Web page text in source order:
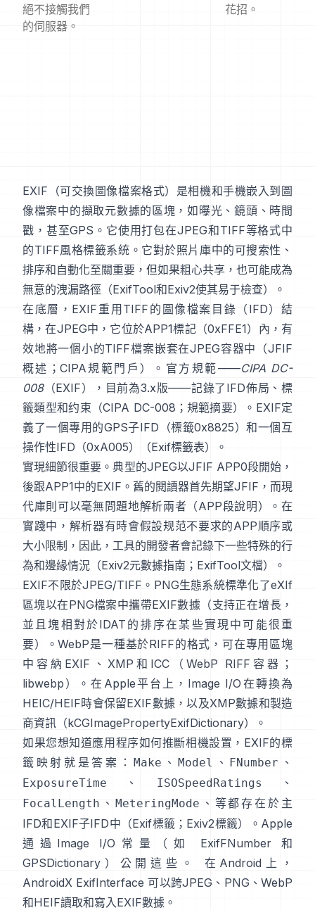
絕不接觸我們
的伺服器。
花招。
EXIF （可交換圖像檔案格式）是相機和手機嵌入到圖
像檔案中的擷取元數據的區塊，如曝光、鏡頭、時間
戳，甚至GPS。它使用打包在JPEG和TIFF等格式中
的TIFF風格標籤系統。它對於照片庫中的可搜索性、
排序和自動化至關重要，但如果粗心共享，也可能成為
無意的洩漏路徑（ExifTool和Exiv2使其易于檢查）。
在底層，EXIF重用TIFF的圖像檔案目錄（IFD）結
構，在JPEG中，它位於APP1標記（0xFFE1）內，有
效地將一個小的TIFF檔案嵌套在JPEG容器中（JFIF
概述 ； CIPA規範門戶 ）。官方規範——CIPA DC-
008（EXIF），目前為3.x版——記錄了IFD佈局、標
籤類型和约束（CIPA DC-008 ； 規範摘要）。EXIF定
義了一個專用的GPS子IFD（標籤0x8825）和一個互
操作性IFD（0xA005）（Exif標籤表）。
實現細節很重要。典型的JPEG以JFIF APP0段開始，
後跟APP1中的EXIF。舊的閱讀器首先期望JFIF，而現
代庫則可以毫無問題地解析兩者（APP段說明 ）。在
實踐中，解析器有時會假設规范不要求的APP順序或
大小限制，因此，工具的開發者會記錄下一些特殊的行
為和邊緣情況（Exiv2元數據指南 ； ExifTool文檔）。
EXIF不限於JPEG/TIFF。PNG生態系統標準化了eXIf
區塊以在PNG檔案中攜帶EXIF數據（支持正在增長，
並且塊相對於IDAT的排序在某些實現中可能很重
要）。WebP是一種基於RIFF的格式，可在專用區塊
中容納EXIF、XMP和ICC（WebP RIFF容器 ；
libwebp ）。在Apple平台上， Image I/O 在轉換為
HEIC/HEIF時會保留EXIF數據，以及XMP數據和製造
商資訊（kCGImagePropertyExifDictionary）。
如果您想知道應用程序如何推斷相機設置，EXIF的標
籤映射就是答案： Make 、 Model 、 FNumber 、
ExposureTime 、 ISOSpeedRatings 、
FocalLength 、 MeteringMode 、等都存在於主
IFD和EXIF子IFD中（Exif標籤 ； Exiv2標籤）。Apple
通過Image I/O常量（如
ExifFNumber
和
GPSDictionary ）公開這些。 在Android上，
AndroidX ExifInterface 可以跨JPEG、PNG、WebP
和HEIF讀取和寫入EXIF數據。